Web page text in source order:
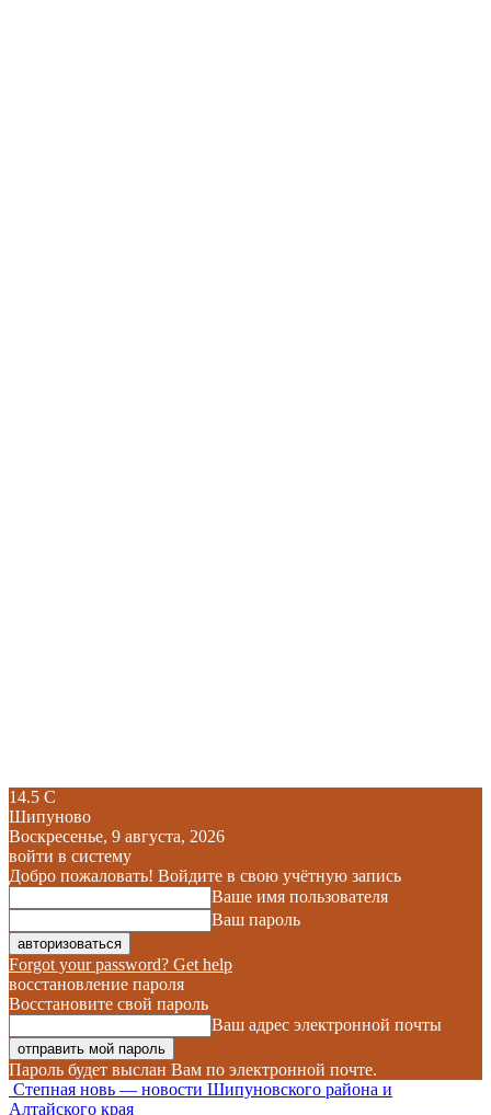
14.5 C
Шипуново
Воскресенье, 9 августа, 2026
войти в систему
Добро пожаловать! Войдите в свою учётную запись
Ваше имя пользователя
Ваш пароль
Forgot your password? Get help
восстановление пароля
Восстановите свой пароль
Ваш адрес электронной почты
Пароль будет выслан Вам по электронной почте.
Степная новь — новости Шипуновского района и
Алтайского края